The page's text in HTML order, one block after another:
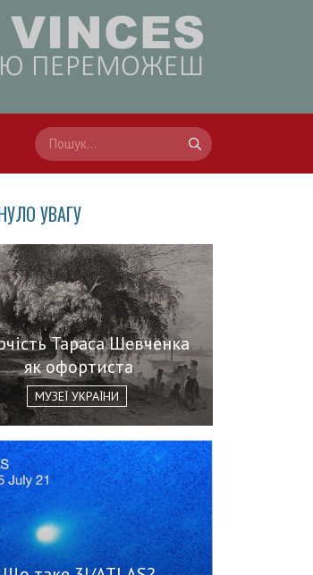
УВАГУ
Тараса Шевченка
як офортиста
МУЗЕЇ УКРАЇНИ